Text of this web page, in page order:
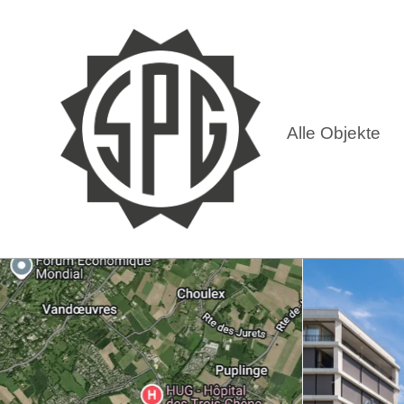
Alle Objekte